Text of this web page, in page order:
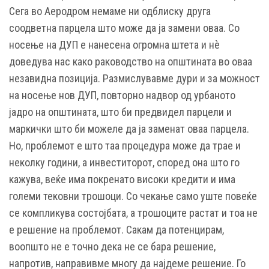
Сега во Аеродром немаме ни одблиску друга
соодветна парцела што може да ја замени оваа. Со
носење на ДУП е нанесена огромна штета и нѐ
доведува нас како раководство на општината во оваа
незавидна позиција. Размислувавме дури и за можност
на носење нов ДУП, повторно надвор од урбаното
јадро на општината, што би предвидел парцели и
маркички што би можеле да ја заменат оваа парцела.
Но, проблемот е што таа процедура може да трае и
неколку години, а инвеститорот, според она што го
кажува, веќе има покренато високи кредити и има
големи тековни трошоци. Со чекање само уште повеќе
се компликува состојбата, а трошоците растат и тоа не
е решение на проблемот. Сакам да потенцирам,
воопшто не е точно дека не се бара решение,
напротив, направивме многу да најдеме решение. Го